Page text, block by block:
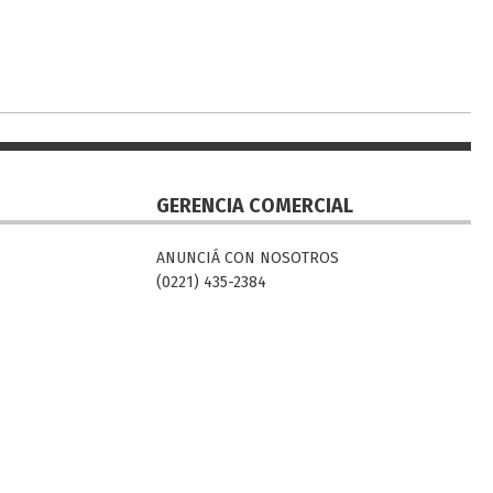
GERENCIA COMERCIAL
ANUNCIÁ CON NOSOTROS
(0221) 435-2384